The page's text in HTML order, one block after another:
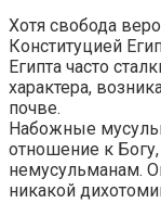
Хотя свобода
Конституцией
Египта часто
характера,
почве.
Набожные
отношение к
немусульманам.
никакой